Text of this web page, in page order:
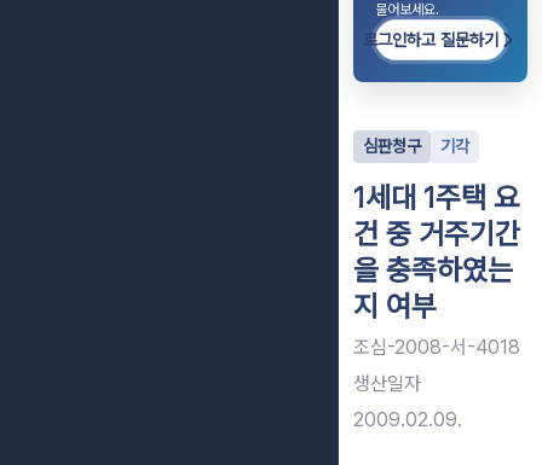
물어보세요.
로그인하고 질문하기
심판청구 기각
1세대 1주택 요
건 중 거주기간
을 충족하였는
지 여부
조심-2008-서-4018
생산일자
2009.02.09.